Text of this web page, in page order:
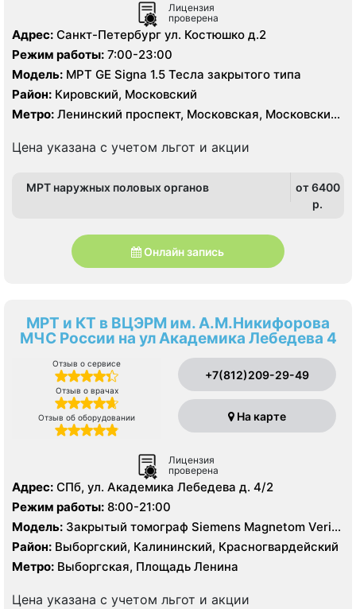
Лицензия
проверена
Адрес: Санкт-Петербург ул. Костюшко д.2
Режим работы: 7:00-23:00
Модель: МРТ GE Signa 1.5 Тесла закрытого типа
Район: Кировский, Московский
Метро: Ленинский проспект, Московская, Московские
Цена указана с учетом льгот и акции
МРТ наружных половых органов
от 6400
p.
Онлайн запись
МРТ и КТ в ВЦЭРМ им. А.М.Никифорова
МЧС России на ул Академика Лебедева 4
Отзыв о сервисе
Отзыв о врачах
Отзыв об оборудовании
+7(812)209-29-49
На карте
Лицензия
проверена
Адрес: СПб, ул. Академика Лебедева д. 4/2
Режим работы: 8:00-21:00
Модель: Закрытый томограф Siemens Magnetom Verio
3.0 Тесла, КТ Siemens Somatom Definition 64 среза
Район: Выборгский, Калининский, Красногвардейский
Метро: Выборгская, Площадь Ленина
Цена указана с учетом льгот и акции